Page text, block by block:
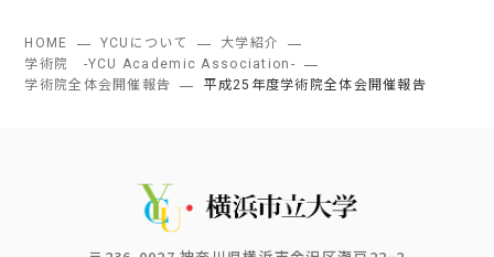
HOME YCUについて
大学紹介
学術院 -YCU Academic Association-
学術院全体会開催報告
平成25年度学術院全体会開催報告